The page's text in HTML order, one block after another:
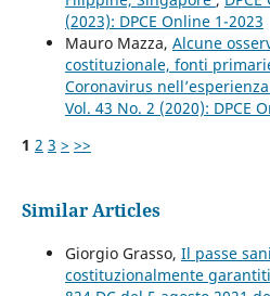
(2023): DPCE Online 1-2023
Mauro Mazza, Alcune
costituzionale, fonti
Coronavirus
Vol. 43 No. 2 (2020): DPCE
1 2 3 > >>
Similar Articles
Giorgio Grasso, Il passe
costituzionalmente